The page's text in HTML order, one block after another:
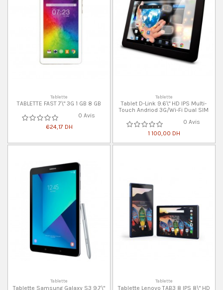
Tablette
TABLETTE FAST 7\" 3G 1 GB 8 GB
0 Avis
624,17 DH
Tablette
Tablet D-Link 9.6\" HD IPS Multi-
Touch Andriod 3G/Wi-Fi Dual SIM
0 Avis
1 100,00 DH
Tablette
Tablette Samsung Galaxy S3 9.7\"
Tablette
Tablette Lenovo TAB3 8 IPS 8\" HD